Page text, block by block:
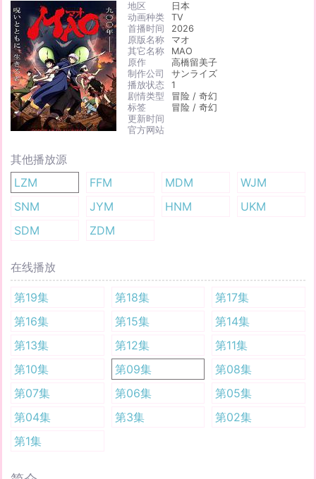
地区
日本
动画种类
TV
首播时间
2026
原版名称
マオ
其它名称
MAO
原作
高橋留美子
制作公司
サンライズ
播放状态
1
剧情类型
冒险 / 奇幻
标签
冒险 / 奇幻
更新时间
官方网站
其他播放源
LZM
FFM MDM
WJM
SNM
JYM HNM
UKM
SDM
ZDM
在线播放
第19集 第18集
第17集
第16集
第15集
第14集
第13集
第12集
第11集
第10集
第09集
第08集
第07集
第06集
第05集
第04集
第3集
第02集
第1集